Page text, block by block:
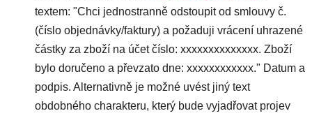
textem: "Chci jednostranně odstoupit od smlouvy č.
(číslo objednávky/faktury) a požaduji vrácení uhrazené
částky za zboží na účet číslo: xxxxxxxxxxxxxx. Zboží
bylo doručeno a převzato dne: xxxxxxxxxxxx." Datum a
podpis. Alternativně je možné uvést jiný text
obdobného charakteru, který bude vyjadřovat projev